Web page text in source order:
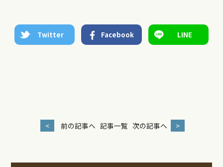
Twitter Facebook LINE
< 前の記事へ 記事一覧 次の記事へ >